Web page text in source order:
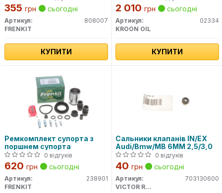
355 грн сьогодні
Артикул:
808007
FRENKIT
КУПИТИ
2 010 грн сьогодні
Артикул:
02334
KROON OIL
КУПИТИ
Ремкомплект супорта з
поршнем супорта
0 відгуків
620 грн сьогодні
Артикул:
238901
FRENKIT
Сальники клапанів IN/EX
Audi/Bmw/MB 6MM 2,5/3,0
0 відгуків
40 грн сьогодні
Артикул:
703130600
VICTOR REINZ